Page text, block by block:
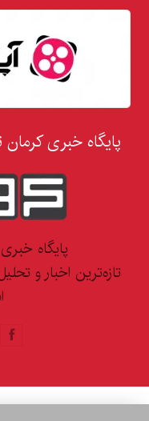
پایگاه خبری کرمان
پایگاه
تازه‌ترین اخبار و